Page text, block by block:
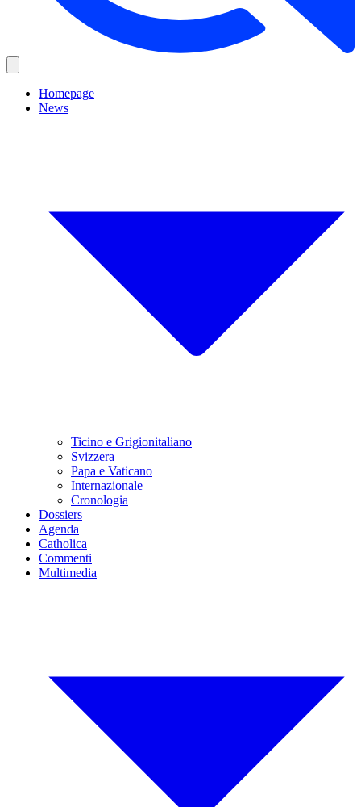
Homepage
News
Ticino e Grigionitaliano
Svizzera
Papa e Vaticano
Internazionale
Cronologia
Dossiers
Agenda
Catholica
Commenti
Multimedia